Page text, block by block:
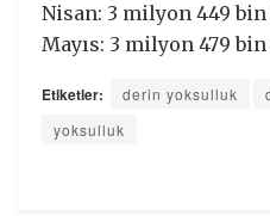
Nisan: 3 milyon 449 bin
Mayıs: 3 milyon 479 bin
Etiketler: derin yoksulluk
yoksulluk